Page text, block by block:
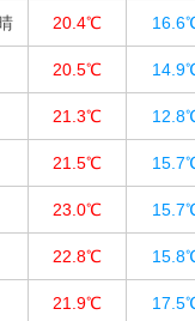
20.4℃
20.5℃
21.3℃
21.5℃
23.0℃
22.8℃
21.9℃